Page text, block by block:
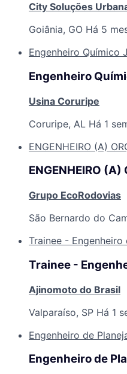
City Soluções
Goiânia, GO Há 5
Engenheiro Químico
Engenheiro
Usina Coruripe
Coruripe, AL Há 1
ENGENHEIRO (A)
ENGENHEIRO
Grupo EcoRodovias
São Bernardo do
Trainee - Engenheiro
Trainee -
Ajinomoto do Brasil
Valparaíso, SP Há 1
Engenheiro de
Engenheiro de